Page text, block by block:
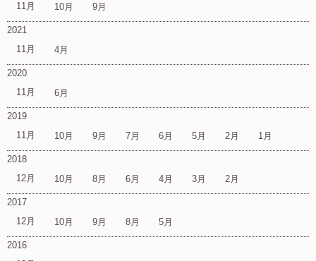
11月
10月 9月
2021
11月
4月
2020
11月
6月
2019
11月
10月 9月 7月 6月 5月 2月 1月
2018
12月
10月 8月 6月 4月 3月 2月
2017
12月
10月 9月 8月 5月
2016